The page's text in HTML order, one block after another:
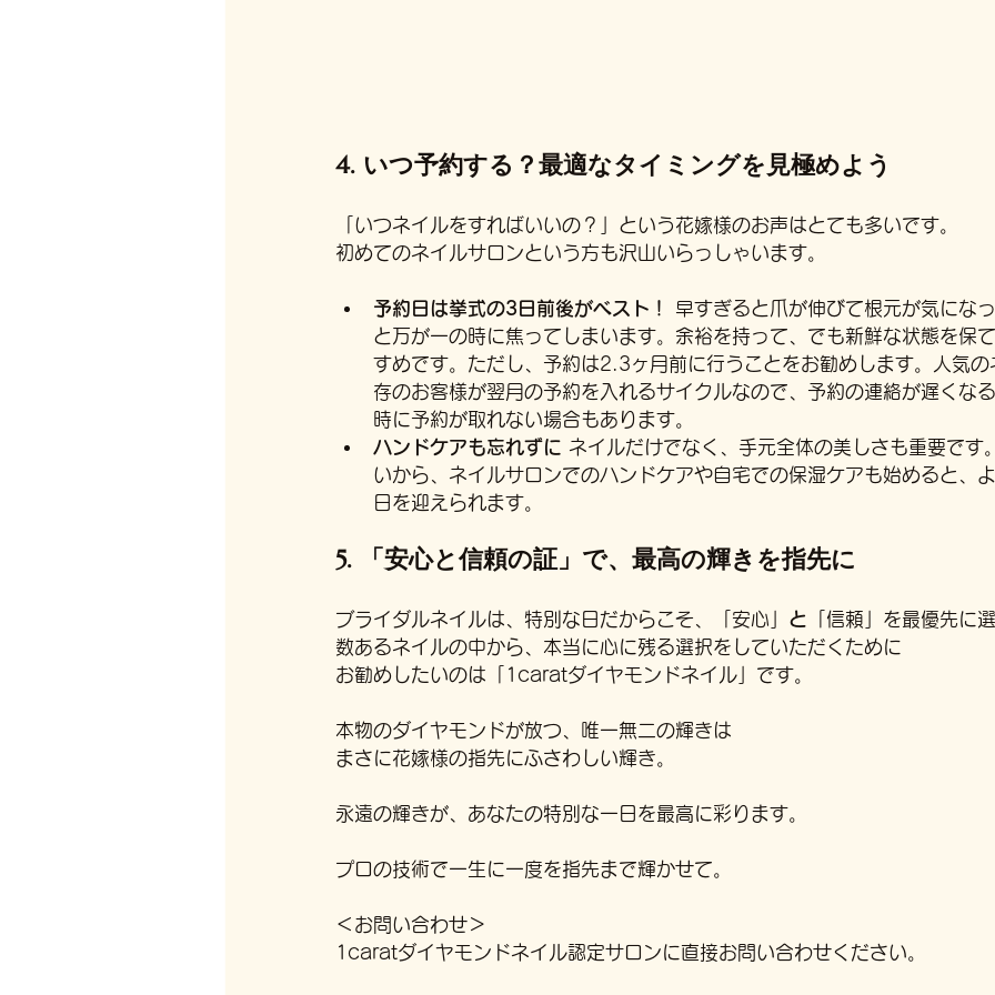
4. いつ予約する？最適なタイミングを見極めよう
「いつネイルをすればいいの？」という花嫁様のお声はとても多いです。
初めてのネイルサロンという方も沢山いらっしゃいます。
予約日は挙式の3日前後がベスト！
早すぎると爪が伸びて根元が気にな
と万が一の時に焦ってしまいます。余裕を持って、でも新鮮な状態を保
すめです。ただし、予約は2.3ヶ月前に行うことをお勧めします。人気の
存のお客様が翌月の予約を入れるサイクルなので、予約の連絡が遅くな
時に予約が取れない場合もあります。
ハンドケアも忘れずに ネイルだけでなく、手元全体の美しさも重要です
いから、ネイルサロンでのハンドケアや自宅での保湿ケアも始めると、
日を迎えられます。
5. 「安心と信頼の証」で、最高の輝きを指先に
ブライダルネイルは、特別な日だからこそ、「安心」 と 「信頼」を最優先に
数あるネイルの中から、本当に心に残る選択をしていただくために
お勧めしたいのは「1caratダイヤモンドネイル」です。
本物のダイヤモンドが放つ、唯一無二の輝きは
まさに花嫁様の指先にふさわしい輝き。
永遠の輝きが、あなたの特別な一日を最高に彩ります。
プロの技術で一生に一度を指先まで輝かせて。
＜お問い合わせ＞
1caratダイヤモンドネイル認定サロンに直接お問い合わせください。